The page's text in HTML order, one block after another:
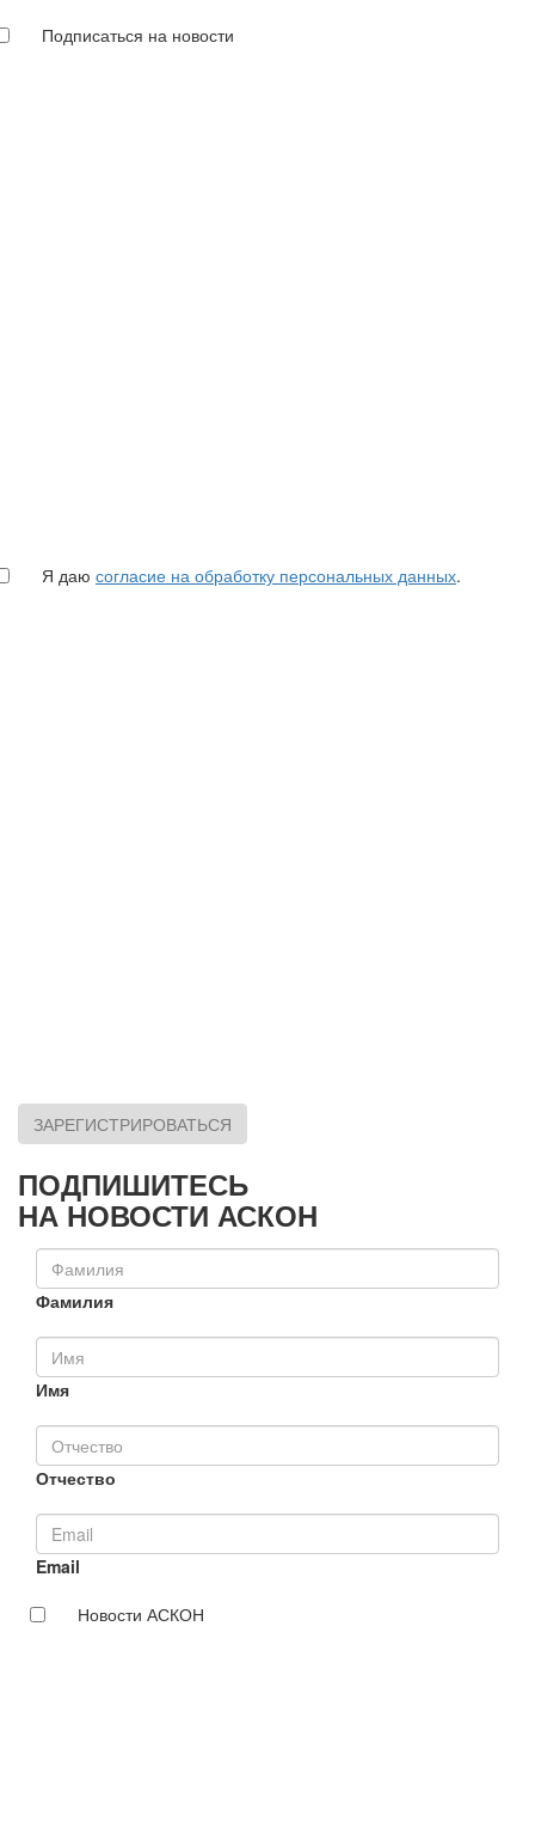
Подписаться на новости
Я даю согласие на обработку персональных данных.
ЗАРЕГИСТРИРОВАТЬСЯ
ПОДПИШИТЕСЬ
НА НОВОСТИ АСКОН
Фамилия
Имя
Отчество
Email
Новости АСКОН